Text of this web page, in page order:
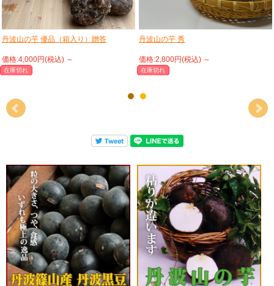
丹波山の芋 優品（箱入り）贈答
価格:4,000円(税込) ～
在庫切れ
丹波山の芋 秀
価格:2,800円(税込) ～
在庫切れ